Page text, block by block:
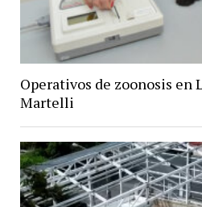
Operativos de zoonosis en
Martelli